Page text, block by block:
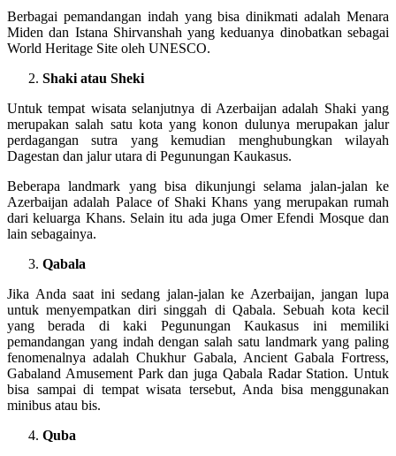
Berbagai pemandangan indah yang bisa dinikmati adalah Menara
Miden dan Istana Shirvanshah yang keduanya dinobatkan sebagai
World Heritage Site oleh UNESCO.
Shaki atau Sheki
Untuk tempat wisata selanjutnya di Azerbaijan adalah Shaki yang
merupakan salah satu kota yang konon dulunya merupakan jalur
perdagangan sutra yang kemudian menghubungkan wilayah
Dagestan dan jalur utara di Pegunungan Kaukasus.
Beberapa landmark yang bisa dikunjungi selama jalan-jalan ke
Azerbaijan adalah Palace of Shaki Khans yang merupakan rumah
dari keluarga Khans. Selain itu ada juga Omer Efendi Mosque dan
lain sebagainya.
Qabala
Jika Anda saat ini sedang jalan-jalan ke Azerbaijan, jangan lupa
untuk menyempatkan diri singgah di Qabala. Sebuah kota kecil
yang berada di kaki Pegunungan Kaukasus ini memiliki
pemandangan yang indah dengan salah satu landmark yang paling
fenomenalnya adalah Chukhur Gabala, Ancient Gabala Fortress,
Gabaland Amusement Park dan juga Qabala Radar Station. Untuk
bisa sampai di tempat wisata tersebut, Anda bisa menggunakan
minibus atau bis.
Quba